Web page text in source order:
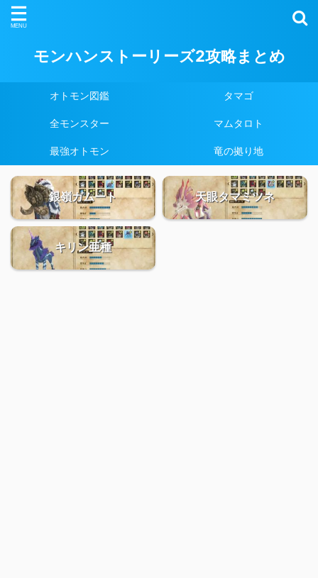
モンハンストーリーズ2攻略まとめ
オトモン図鑑 タマゴ
全モンスター マムタロト
最強オトモン 竜の拠り地
銀嶺ガムート 天眼タマミツネ
キリン亜種